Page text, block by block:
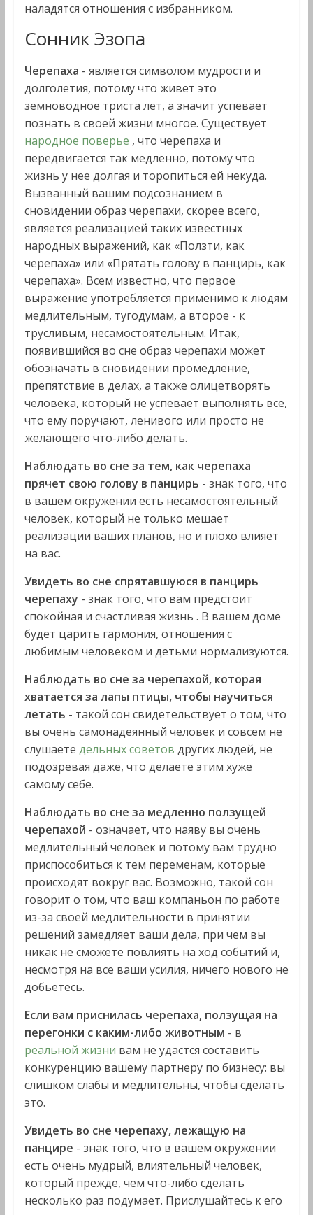
наладятся отношения с избранником.
Сонник Эзопа
Черепаха - является символом мудрости и
долголетия, потому что живет это
земноводное триста лет, а значит успевает
познать в своей жизни многое. Существует
народное поверье , что черепаха и
передвигается так медленно, потому что
жизнь у нее долгая и торопиться ей некуда.
Вызванный вашим подсознанием в
сновидении образ черепахи, скорее всего,
является реализацией таких известных
народных выражений, как «Ползти, как
черепаха» или «Прятать голову в панцирь, как
черепаха». Всем известно, что первое
выражение употребляется применимо к людям
медлительным, тугодумам, а второе - к
трусливым, несамостоятельным. Итак,
появившийся во сне образ черепахи может
обозначать в сновидении промедление,
препятствие в делах, а также олицетворять
человека, который не успевает выполнять все,
что ему поручают, ленивого или просто не
желающего что-либо делать.
Наблюдать во сне за тем, как черепаха
прячет свою голову в панцирь - знак того, что
в вашем окружении есть несамостоятельный
человек, который не только мешает
реализации ваших планов, но и плохо влияет
на вас.
Увидеть во сне спрятавшуюся в панцирь
черепаху - знак того, что вам предстоит
спокойная и счастливая жизнь . В вашем доме
будет царить гармония, отношения с
любимым человеком и детьми нормализуются.
Наблюдать во сне за черепахой, которая
хватается за лапы птицы, чтобы научиться
летать - такой сон свидетельствует о том, что
вы очень самонадеянный человек и совсем не
слушаете дельных советов других людей, не
подозревая даже, что делаете этим хуже
самому себе.
Наблюдать во сне за медленно ползущей
черепахой - означает, что наяву вы очень
медлительный человек и потому вам трудно
приспособиться к тем переменам, которые
происходят вокруг вас. Возможно, такой сон
говорит о том, что ваш компаньон по работе
из-за своей медлительности в принятии
решений замедляет ваши дела, при чем вы
никак не сможете повлиять на ход событий и,
несмотря на все ваши усилия, ничего нового не
добьетесь.
Если вам приснилась черепаха, ползущая на
перегонки с каким-либо животным - в
реальной жизни вам не удастся составить
конкуренцию вашему партнеру по бизнесу: вы
слишком слабы и медлительны, чтобы сделать
это.
Увидеть во сне черепаху, лежащую на
панцире - знак того, что в вашем окружении
есть очень мудрый, влиятельный человек,
который прежде, чем что-либо сделать
несколько раз подумает. Прислушайтесь к его